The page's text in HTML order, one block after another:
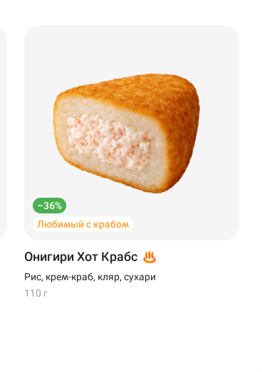
–36%
Любимый с крабом
Онигири Хот Крабс
Рис, крем-краб, кляр, сухари
110 г